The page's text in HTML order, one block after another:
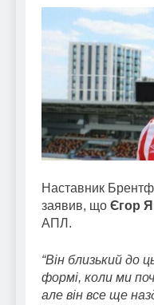
Наставник
заявив, що Єгор
АПЛ.
“Він близький до
формі, коли ми
але він все ще